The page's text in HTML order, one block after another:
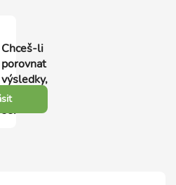
Chceš-li
porovnat
výsledky,
přihlas
se.